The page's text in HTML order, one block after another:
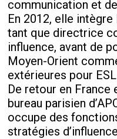
communication et
En 2012, elle
tant que directrice
influence, avant de
Moyen-Orient
extérieures pour
De retour en France
bureau parisien
occupe des
stratégies